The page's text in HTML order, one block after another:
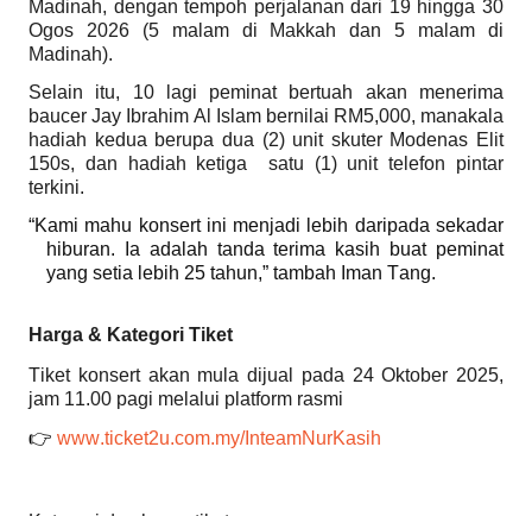
Madinah, dengan tempoh perjalanan dari 19 hingga 30
Ogos 2026 (5 malam di Makkah dan 5 malam di
Madinah).
Selain itu, 10 lagi peminat bertuah akan menerima
baucer Jay Ibrahim Al Islam bernilai RM5,000, manakala
hadiah kedua berupa dua (2) unit skuter Modenas Elit
150s, dan hadiah ketiga satu (1) unit telefon pintar
terkini.
“Kami mahu konsert ini menjadi lebih daripada sekadar
hiburan. Ia adalah tanda terima kasih buat peminat
yang setia lebih 25 tahun,” tambah Iman Tang.
Harga & Kategori Tiket
Tiket konsert akan mula dijual pada 24 Oktober 2025,
jam 11.00 pagi melalui platform rasmi
👉 www.ticket2u.com.my/InteamNurKasih